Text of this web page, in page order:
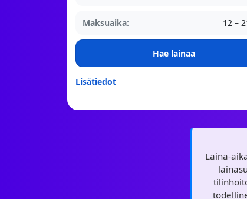
Maksuaika: 12 –
Hae lainaa
Lisätiedot
Laina-